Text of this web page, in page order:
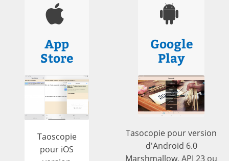
App
Store
Taoscopie
pour iOS
Google
Play
Tasocopie pour version
d'Android 6.0
Marshmallow, API 23 ou